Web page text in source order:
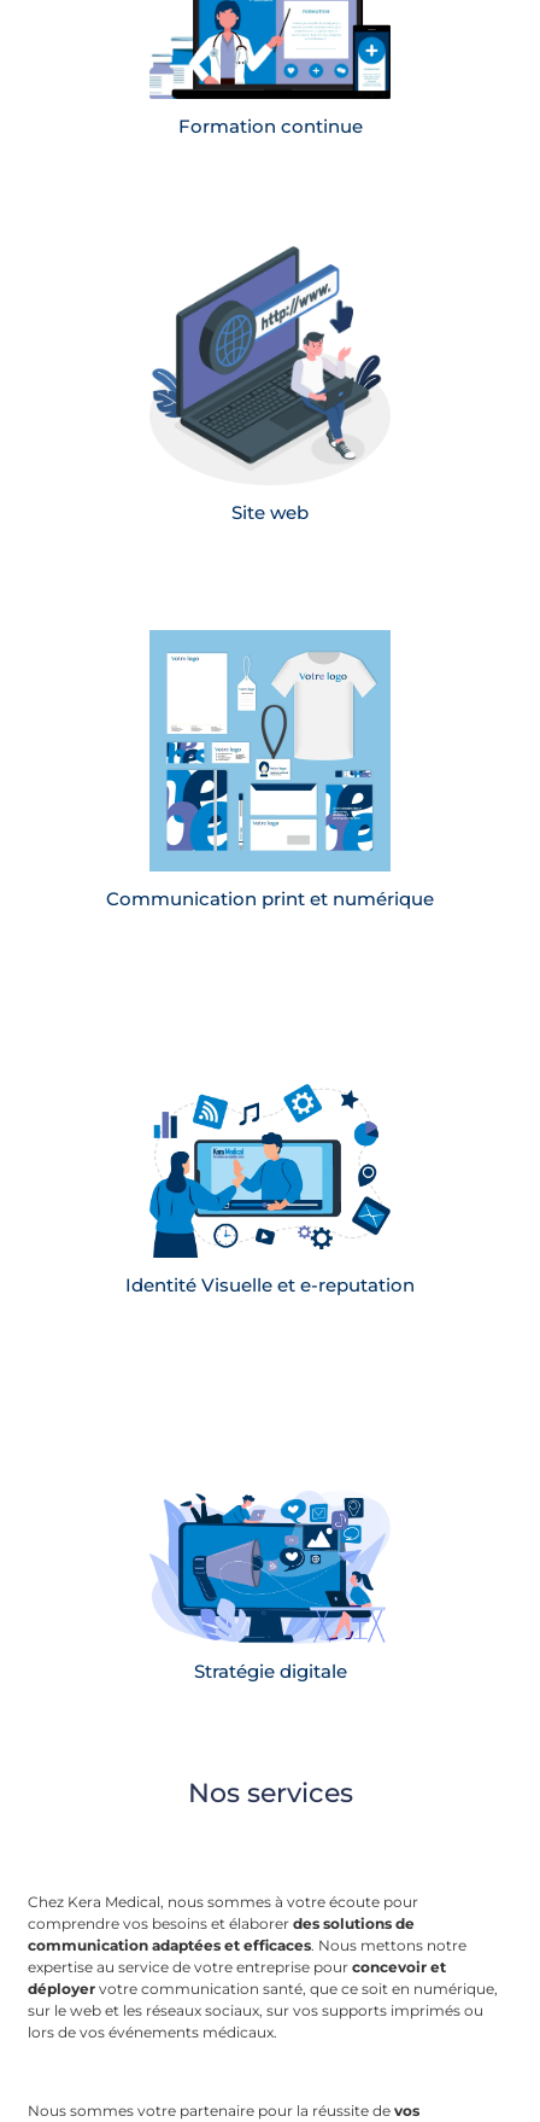
Formation continue
mesure adaptés aux besoins des participants
En savoir plus
Site web
Définition de l’orientation graphique et
ergonomique du site web pour garantir une
expérience utilisateur optimale
Mise en place d’une stratégie de
référencement SEO pour augmenter la
visibilité du site sur les moteurs de recherche
Production de contenus : textes, illustrations,
médias
En savoir plus
Communication print et numérique
Conception de supports de communication
sur mesure pour les événements, en
conformité avec la charte graphique
(plaquette, catalogue, programme, flyers…)
Création de présentations pour les
événements, avec des modèles conformes à la
charte graphique
En savoir plus
Identité Visuelle et e-reputation
Conception d’une charte graphique (visuels,
formats, brief photos)
Production de tous les supports de
communication : mail, réseaux sociaux, etc.
En savoir plus
Stratégie digitale
transmettre et des objectifs à atteindre
Animation d’ateliers avec des collaborateurs,
des patients ou des professionnels de santé
En savoir plus
Nos services
Chez Kera Medical, nous sommes à votre écoute pour
comprendre vos besoins et élaborerdes solutions de
communication adaptées et efficaces. Nous mettons notre
expertise au service de votre entreprise pourconcevoir et
déployer votre communication santé, que ce soit en numérique,
sur le web et les réseaux sociaux, sur vos supports imprimés ou
lors de vos événements médicaux.
Nous sommes votre partenaire pour la réussite devos